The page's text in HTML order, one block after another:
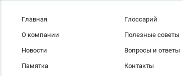
Главная
О компании
Новости
Памятка
Глоссарий
Полезные советы
Вопросы и ответы
Контакты